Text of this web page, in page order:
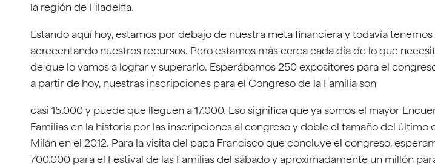
la región de Filadelfia.
Estando aquí hoy, estamos por debajo de nuestra meta financiera y todavía
acrecentando nuestros recursos. Pero estamos más cerca cada día de lo que
de que lo vamos a lograr y superarlo. Esperábamos 250 expositores para el
a partir de hoy, nuestras inscripciones para el Congreso de la Familia son
casi 15.000 y puede que lleguen a 17.000. Eso significa que ya somos el mayor
Familias en la historia por las inscripciones al congreso y doble el tamaño del último
Milán en el 2012. Para la visita del papa Francisco que concluye el congreso,
700.000 para el Festival de las Familias del sábado y aproximadamente un millón